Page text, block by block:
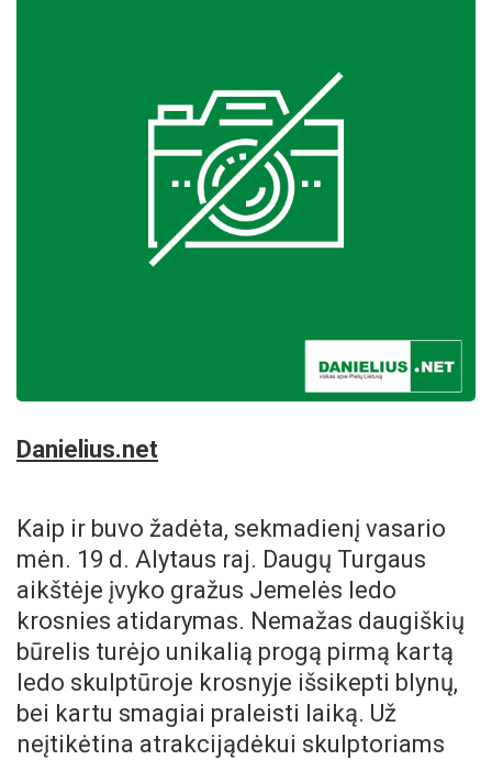
Danielius.net
Kaip ir buvo žadėta, sekmadienį vasario
mėn. 19 d. Alytaus raj. Daugų Turgaus
aikštėje įvyko gražus Jemelės ledo
krosnies atidarymas. Nemažas daugiškių
būrelis turėjo unikalią progą pirmą kartą
ledo skulptūroje krosnyje išsikepti blynų,
bei kartu smagiai praleisti laiką. Už
neįtikėtina atrakcijądėkui skulptoriams